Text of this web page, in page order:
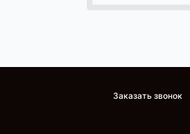
Заказать звонок